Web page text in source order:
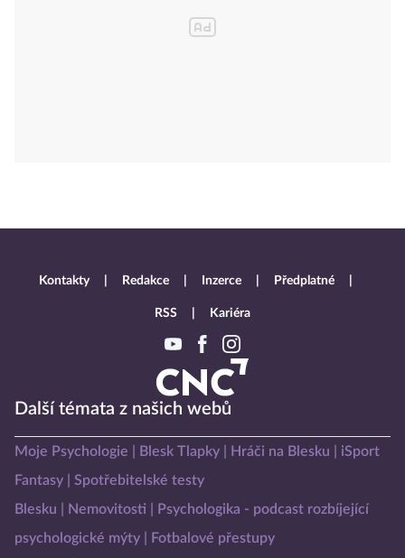
Další témata z našich webů
Moje Psychologie Blesk Tlapky Hráči na Blesku
iSport
Fantasy
Spotřebitelské testy
Blesku
Nemovitosti
Psychologika - podcast rozbíjející
psychologické mýty
Fotbalové přestupy
Kontakty Redakce Inzerce Předplatné
RSS Kariéra